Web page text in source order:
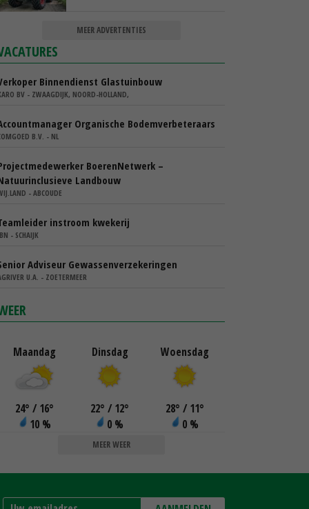
MEER ADVERTENTIES
Binnendienst Glastuinbouw
BV - ZWAAGDIJK, NOORD-HOLLAND,
Organische Bodemverbeteraars
B.V. - NL
BoerenNetwerk –
Landbouw
- ABCOUDE
instroom kwekerij
- SCHAIJK
Adviseur Gewassenverzekeringen
U.A. - ZOETERMEER
Maandag
24° / 16°
10 %
Dinsdag
22° / 12°
0 %
Woensdag
28° / 11°
0 %
MEER WEER